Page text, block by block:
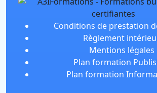
Conditions de prestation
Règlement
Mentions légales
Plan formation
Plan formation